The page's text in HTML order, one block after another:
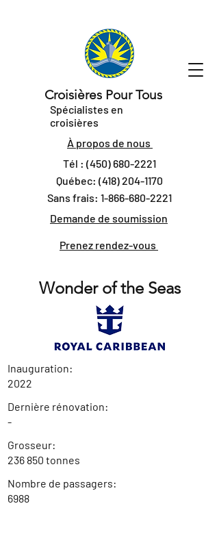
Croisières Pour Tous
Spécialistes en
croisières
À propos de nous
Tél : (450) 680-2221
Québec: (418) 204-1170
Sans frais: 1-866-680-2221
Demande de soumission
Prenez rendez-vous
Wonder of the Seas
Inauguration:
2022
Dernière rénovation:
-
Grosseur:
236 850 tonnes
Nombre de passagers:
6988